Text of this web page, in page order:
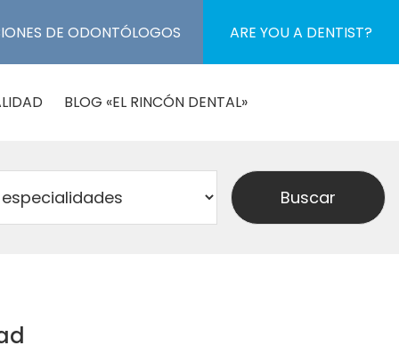
DE ODONTÓLOGOS ARE YOU A DENTIST?
BLOG «EL RINCÓN DENTAL»